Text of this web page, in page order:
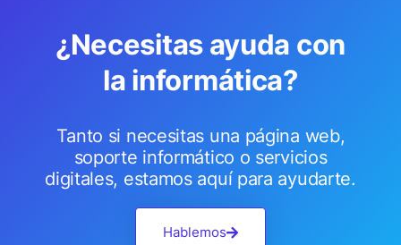
¿Necesitas ayuda con
la informática?
Tanto si necesitas una página web,
soporte informático o servicios
digitales, estamos aquí para ayudarte.
Hablemos